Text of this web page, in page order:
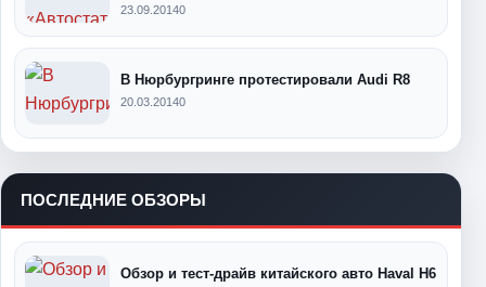
23.09.20140
В Нюрбургринге протестировали Audi R8
20.03.20140
ПОСЛЕДНИЕ ОБЗОРЫ
Обзор и тест-драйв китайского авто Haval H6